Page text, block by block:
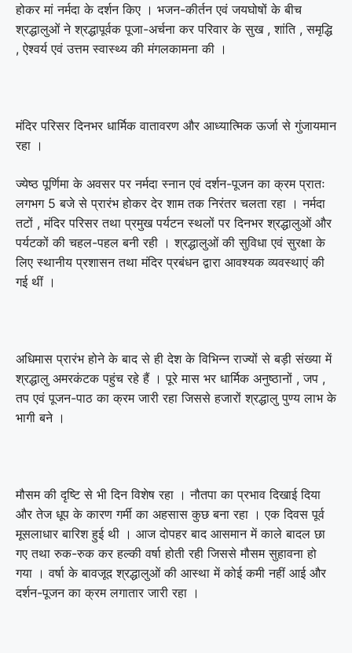
होकर मां नर्मदा के दर्शन किए । भजन-कीर्तन एवं जयघोषों के बीच
श्रद्धालुओं ने श्रद्धापूर्वक पूजा-अर्चना कर परिवार के सुख , शांति , समृद्धि
, ऐश्वर्य एवं उत्तम स्वास्थ्य की मंगलकामना की ।
मंदिर परिसर दिनभर धार्मिक वातावरण और आध्यात्मिक ऊर्जा से गुंजायमान
रहा ।
ज्येष्ठ पूर्णिमा के अवसर पर नर्मदा स्नान एवं दर्शन-पूजन का क्रम प्रातः
लगभग 5 बजे से प्रारंभ होकर देर शाम तक निरंतर चलता रहा । नर्मदा
तटों , मंदिर परिसर तथा प्रमुख पर्यटन स्थलों पर दिनभर श्रद्धालुओं और
पर्यटकों की चहल-पहल बनी रही । श्रद्धालुओं की सुविधा एवं सुरक्षा के
लिए स्थानीय प्रशासन तथा मंदिर प्रबंधन द्वारा आवश्यक व्यवस्थाएं की
गई थीं ।
अधिमास प्रारंभ होने के बाद से ही देश के विभिन्न राज्यों से बड़ी संख्या में
श्रद्धालु अमरकंटक पहुंच रहे हैं । पूरे मास भर धार्मिक अनुष्ठानों , जप ,
तप एवं पूजन-पाठ का क्रम जारी रहा जिससे हजारों श्रद्धालु पुण्य लाभ के
भागी बने ।
मौसम की दृष्टि से भी दिन विशेष रहा । नौतपा का प्रभाव दिखाई दिया
और तेज धूप के कारण गर्मी का अहसास कुछ बना रहा । एक दिवस पूर्व
मूसलाधार बारिश हुई थी । आज दोपहर बाद आसमान में काले बादल छा
गए तथा रुक-रुक कर हल्की वर्षा होती रही जिससे मौसम सुहावना हो
गया । वर्षा के बावजूद श्रद्धालुओं की आस्था में कोई कमी नहीं आई और
दर्शन-पूजन का क्रम लगातार जारी रहा ।